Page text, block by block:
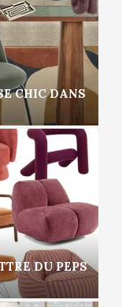
CHIC DANS
DU PEPS